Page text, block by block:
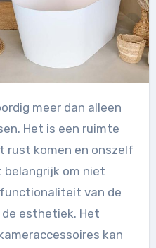
Het is een ruimte
rust komen en onszelf
belangrijk om niet
van de
de esthetiek. Het
kan